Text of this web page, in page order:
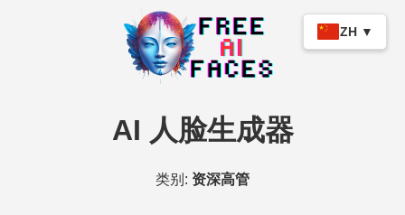
ZH ▼
AI 人脸生成器
类别: 资深高管